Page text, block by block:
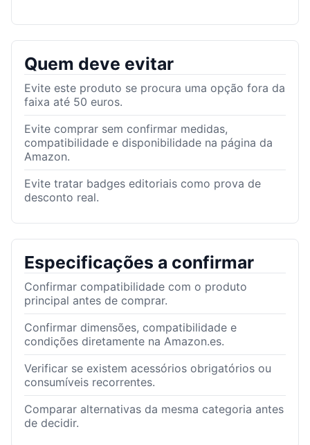
Quem deve evitar
Evite este produto se procura uma opção fora da
faixa até 50 euros.
Evite comprar sem confirmar medidas,
compatibilidade e disponibilidade na página da
Amazon.
Evite tratar badges editoriais como prova de
desconto real.
Especificações a confirmar
Confirmar compatibilidade com o produto
principal antes de comprar.
Confirmar dimensões, compatibilidade e
condições diretamente na Amazon.es.
Verificar se existem acessórios obrigatórios ou
consumíveis recorrentes.
Comparar alternativas da mesma categoria antes
de decidir.